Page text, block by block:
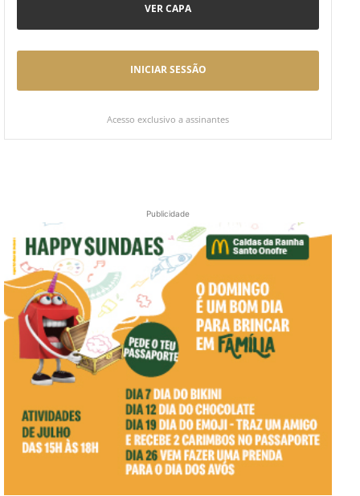
VER CAPA
INICIAR SESSÃO
Acesso exclusivo a assinantes
Publicidade